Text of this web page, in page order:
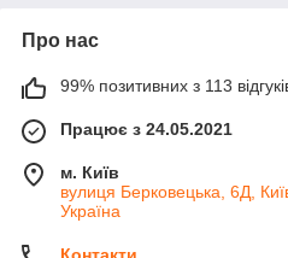
Про нас
99% позитивних з 113
Працює з 24.05.2021
м. Київ
вулиця Берковецька, 6Д,
Україна